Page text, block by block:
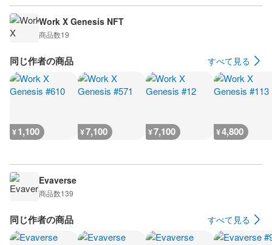
Work X Genesis NFT
商品数19
同じ作者の商品 すべて見る
¥1,100 ¥7,100 ¥7,100 ¥4,800
Evaverse
商品数139
同じ作者の商品 すべて見る